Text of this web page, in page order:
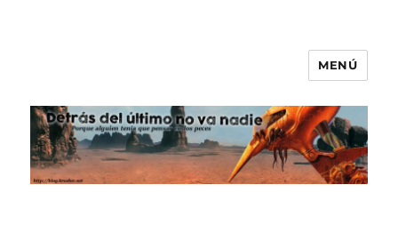
Detrás del último no va nadie
MENÚ